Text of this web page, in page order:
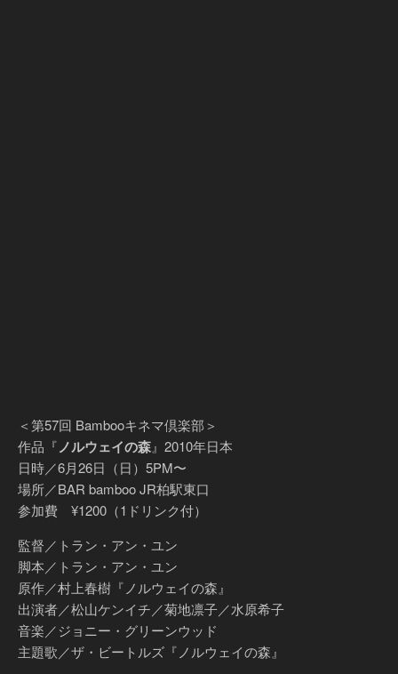
＜第57回 Bambooキネマ倶楽部＞
作品『ノルウェイの森』2010年日本
日時／6月26日（日）5PM〜
場所／BAR bamboo JR柏駅東口
参加費 ¥1200（1ドリンク付）
監督／トラン・アン・ユン
脚本／トラン・アン・ユン
原作／村上春樹『ノルウェイの森』
出演者／松山ケンイチ／菊地凛子／水原希子
音楽／ジョニー・グリーンウッド
主題歌／ザ・ビートルズ『ノルウェイの森』